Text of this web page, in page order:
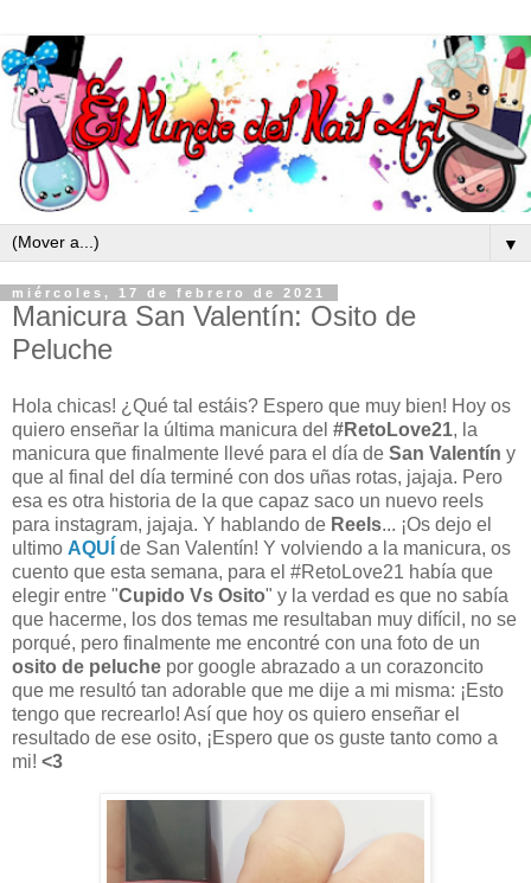
▼
miércoles, 17 de febrero de 2021
Manicura San Valentín: Osito de
Peluche
Hola chicas! ¿Qué tal estáis? Espero que muy bien! Hoy os
quiero enseñar la última manicura del #RetoLove21, la
manicura que finalmente llevé para el día de San Valentín y
que al final del día terminé con dos uñas rotas, jajaja. Pero
esa es otra historia de la que capaz saco un nuevo reels
para instagram, jajaja. Y hablando de Reels... ¡Os dejo el
ultimo AQUÍ de San Valentín! Y volviendo a la manicura, os
cuento que esta semana, para el #RetoLove21 había que
elegir entre "Cupido Vs Osito" y la verdad es que no sabía
que hacerme, los dos temas me resultaban muy difícil, no se
porqué, pero finalmente me encontré con una foto de un
osito de peluche por google abrazado a un corazoncito
que me resultó tan adorable que me dije a mi misma: ¡Esto
tengo que recrearlo! Así que hoy os quiero enseñar el
resultado de ese osito, ¡Espero que os guste tanto como a
mi! <3